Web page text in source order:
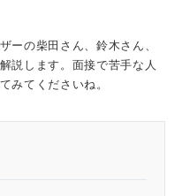
ーの柴田さん、鈴木さん、
説します。面接で苦手な人
みてくださいね。